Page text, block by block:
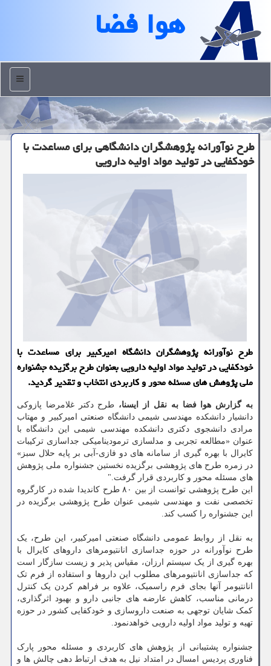
هوا فضا
منو
طرح نوآورانه پژوهشگران دانشگاهی برای مساعدت با
خودکفایی در تولید مواد اولیه دارویی
طرح نوآورانه پژوهشگران دانشگاه امیرکبیر برای مساعدت با
خودکفایی در تولید مواد اولیه دارویی بعنوان طرح برگزیده جشنواره
ملی پژوهش های مسئله محور و کاربردی انتخاب و تقدیر گردید.
به گزارش هوا فضا به نقل از ایسنا، طرح دکتر غلامرضا پازوکی
دانشیار دانشکده مهندسی شیمی دانشگاه صنعتی امیرکبیر و مهتاب
مرادی دانشجوی دکتری دانشکده مهندسی شیمی این دانشگاه با
عنوان «مطالعه تجربی و مدلسازی ترمودینامیکی جداسازی ترکیبات
کایرال با بهره گیری از سامانه های دو فازی-آبی بر پایه حلال سبز»
در زمره طرح های پژوهشی برگزیده نخستین جشنواره ملی پژوهش
های مسئله محور و کاربردی قرار گرفت."
این طرح پژوهشی توانست از بین ۸۰ طرح کاندیدا شده در کارگروه
تخصصی نفت و مهندسی شیمی عنوان طرح پژوهشی برگزیده در
این جشنواره را کسب کند.
به نقل از روابط عمومی دانشگاه صنعتی امیرکبیر، این طرح، یک
طرح نوآورانه در حوزه جداسازی انانتیومرهای داروهای کایرال با
بهره گیری از یک سیستم ارزان، مقیاس پذیر و زیست سازگار است
که جداسازی انانتیومرهای مطلوب این داروها و استفاده از فرم تک
انانتیومر آنها بجای فرم راسمیک، علاوه بر فراهم کردن یک کنترل
درمانی مناسب، کاهش عارضه های جانبی دارو و بهبود اثرگذاری،
کمک شایان توجهی به صنعت داروسازی و خودکفایی کشور در حوزه
تهیه و تولید مواد اولیه دارویی خواهدنمود.
جشنواره پشتیبانی از پژوهش های کاربردی و مسئله محور پارک
فناوری پردیس امسال در امتداد نیل به هدف ارتباط دهی چالش ها و